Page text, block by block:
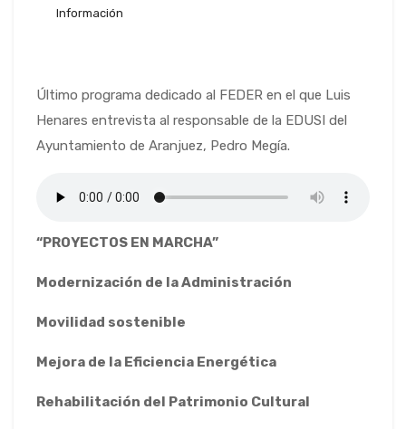
Información
Último programa dedicado al FEDER en el que Luis
Henares entrevista al responsable de la EDUSI del
Ayuntamiento de Aranjuez, Pedro Megía.
“PROYECTOS EN MARCHA”
Modernización de la Administración
Movilidad sostenible
Mejora de la Eficiencia Energética
Rehabilitación del Patrimonio Cultural